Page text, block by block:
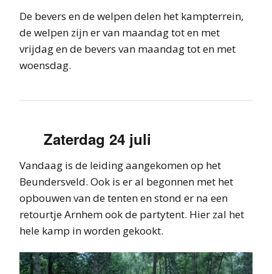
De bevers en de welpen delen het kampterrein,
de welpen zijn er van maandag tot en met
vrijdag en de bevers van maandag tot en met
woensdag.
Zaterdag 24 juli
Vandaag is de leiding aangekomen op het
Beundersveld. Ook is er al begonnen met het
opbouwen van de tenten en stond er na een
retourtje Arnhem ook de partytent. Hier zal het
hele kamp in worden gekookt.